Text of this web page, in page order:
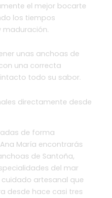
el mejor bocarte
los tiempos
maduración.
unas anchoas de
una correcta
todo su sabor.
directamente desde
de forma
María encontrarás
de Santoña,
del mar
artesanal que
desde hace casi tres